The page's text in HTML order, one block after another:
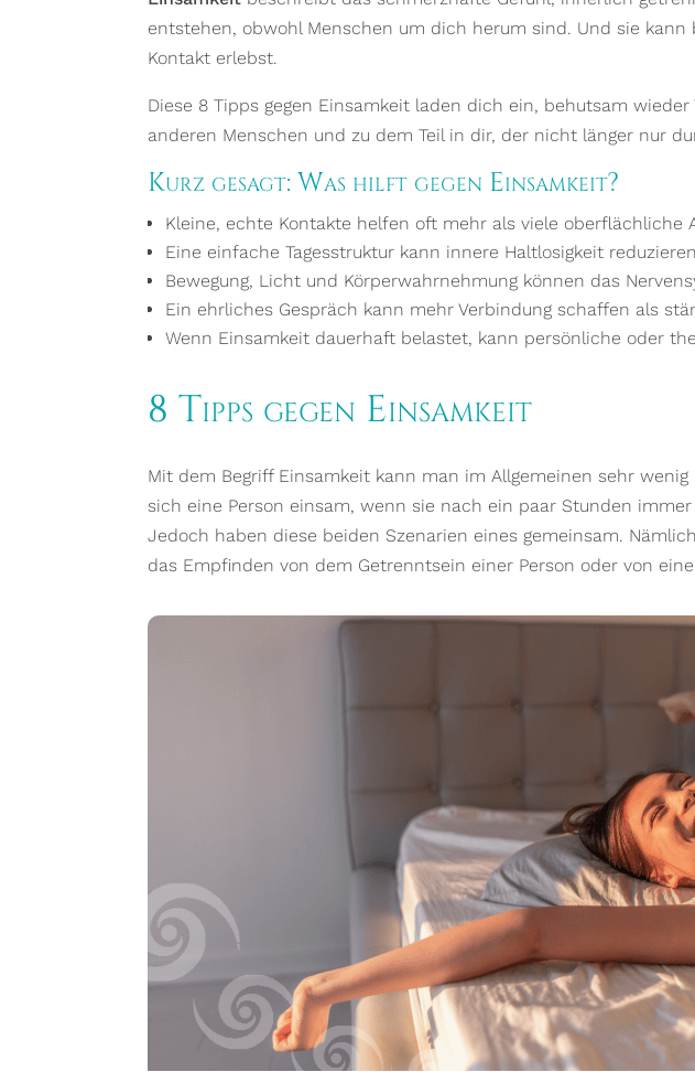
entstehen, obwohl Menschen um dich herum sind. Und sie
Kontakt erlebst.
Diese 8 Tipps gegen Einsamkeit laden dich ein, behutsam
anderen Menschen und zu dem Teil in dir, der nicht länger nur
Kurz gesagt: Was hilft gegen Einsamkeit?
Kleine, echte Kontakte helfen oft mehr als viele oberflächliche
Eine einfache Tagesstruktur kann innere Haltlosigkeit
Bewegung, Licht und Körperwahrnehmung können das
Ein ehrliches Gespräch kann mehr Verbindung schaffen als
Wenn Einsamkeit dauerhaft belastet, kann persönliche oder
8 Tipps gegen Einsamkeit
Mit dem Begriff Einsamkeit kann man im Allgemeinen sehr
sich eine Person einsam, wenn sie nach ein paar Stunden
Jedoch haben diese beiden Szenarien eines gemeinsam.
das Empfinden von dem Getrenntsein einer Person oder von